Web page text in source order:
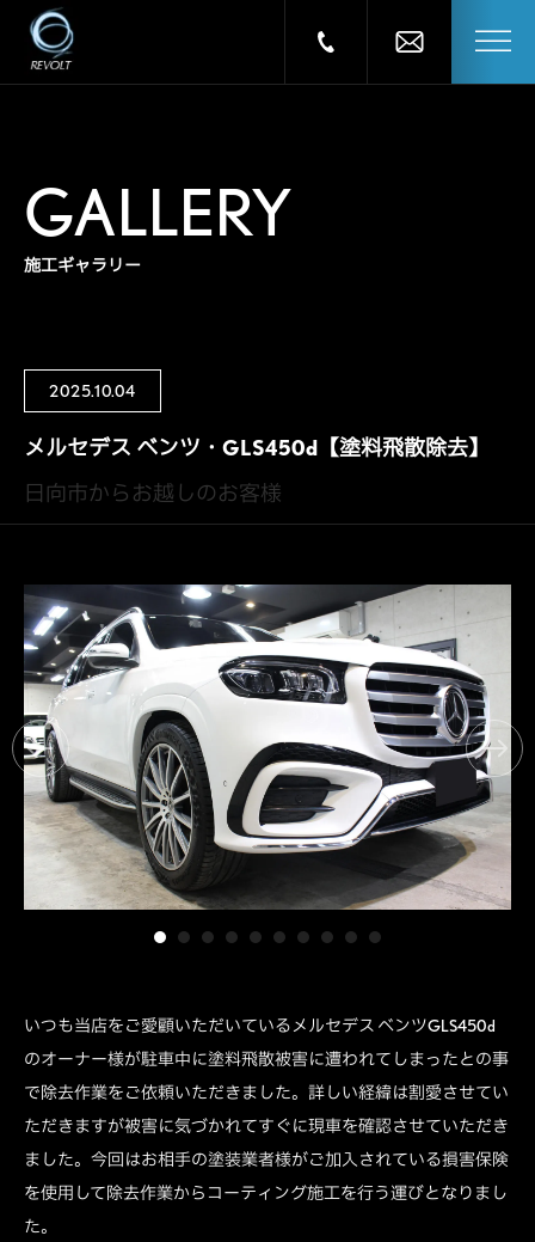
GALLERY
施工ギャラリー
2025.10.04
メルセデス ベンツ・GLS450d【塗料飛散除去】
日向市からお越しのお客様
いつも当店をご愛顧いただいているメルセデス ベンツGLS450d
のオーナー様が駐車中に塗料飛散被害に遭われてしまったとの事
で除去作業をご依頼いただきました。詳しい経緯は割愛させてい
ただきますが被害に気づかれてすぐに現車を確認させていただき
ました。今回はお相手の塗装業者様がご加入されている損害保険
を使用して除去作業からコーティング施工を行う運びとなりまし
た。